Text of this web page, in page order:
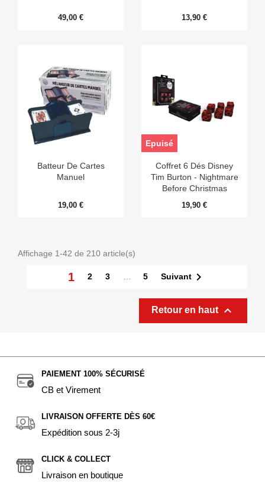
49,00 € 13,90 €
Batteur De Cartes
Manuel
19,00 €
Coffret 6 Dés Disney
Tim Burton - Nightmare
Before Christmas
19,90 €
Epuisé
Affichage 1-42 de 210 article(s)
1 2 3 … 5 Suivant 
Retour en haut 
PAIEMENT 100% SÉCURISÉ
CB et Virement
LIVRAISON OFFERTE DÈS 60€
Expédition sous 2-3j
CLICK & COLLECT
Livraison en boutique